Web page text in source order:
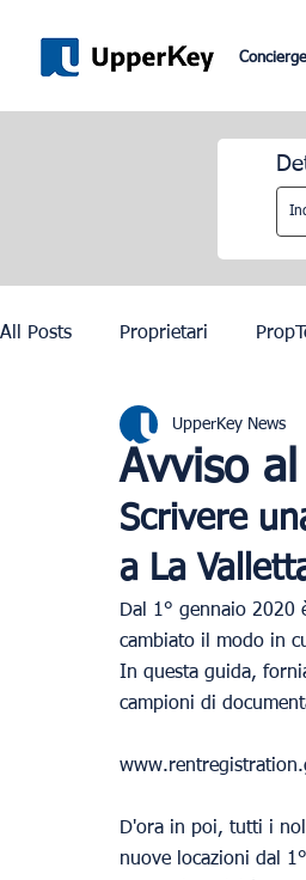
All Posts Proprietari
Dubai Lisbona
Olimpiadi di Parigi 2024
Avviso
UpperKey News
Scrivere
a La
Dal 1° gennaio 2020
cambiato il modo in
In questa guida,
campioni di
D'ora in poi, tutti i
nuove locazioni dal